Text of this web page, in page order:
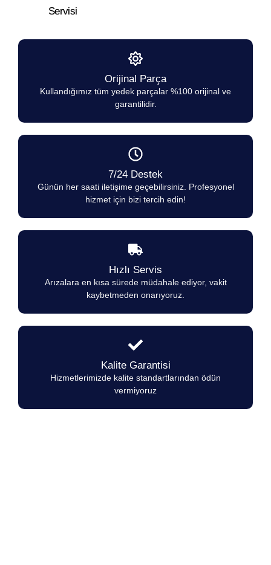
Servisi
Orijinal Parça
Kullandığımız tüm yedek parçalar %100 orijinal ve
garantilidir.
7/24 Destek
Günün her saati iletişime geçebilirsiniz. Profesyonel
hizmet için bizi tercih edin!
Hızlı Servis
Arızalara en kısa sürede müdahale ediyor, vakit
kaybetmeden onarıyoruz.
Kalite Garantisi
Hizmetlerimizde kalite standartlarından ödün
vermiyoruz